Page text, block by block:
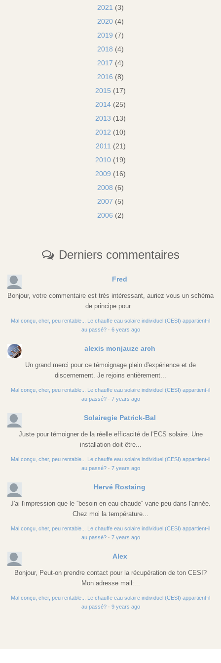
2021 (3)
2020 (4)
2019 (7)
2018 (4)
2017 (4)
2016 (8)
2015 (17)
2014 (25)
2013 (13)
2012 (10)
2011 (21)
2010 (19)
2009 (16)
2008 (6)
2007 (5)
2006 (2)
Derniers commentaires
Fred
Bonjour, votre commentaire est très intéressant, auriez vous un schéma
de principe pour...
Mal conçu, cher, peu rentable... Le chauffe eau solaire individuel (CESI) appartient-il
au passé?· 6 years ago
alexis monjauze arch
Un grand merci pour ce témoignage plein d'expérience et de
discernement. Je rejoins entièrement...
Mal conçu, cher, peu rentable... Le chauffe eau solaire individuel (CESI) appartient-il
au passé?· 7 years ago
Solairegie Patrick-Bal
Juste pour témoigner de la réelle efficacité de l'ECS solaire. Une
installation doit être...
Mal conçu, cher, peu rentable... Le chauffe eau solaire individuel (CESI) appartient-il
au passé?· 7 years ago
Hervé Rostaing
J'ai l'impression que le ''besoin en eau chaude'' varie peu dans l'année.
Chez moi la température...
Mal conçu, cher, peu rentable... Le chauffe eau solaire individuel (CESI) appartient-il
au passé?· 7 years ago
Alex
Bonjour, Peut-on prendre contact pour la récupération de ton CESI?
Mon adresse mail:...
Mal conçu, cher, peu rentable... Le chauffe eau solaire individuel (CESI) appartient-il
au passé?· 9 years ago